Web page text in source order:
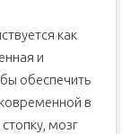
как
и
обеспечить
в
мозг